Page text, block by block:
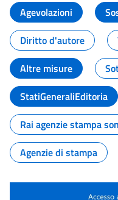
Agevolazioni
Diritto d'autore
Altre misure
StatiGeneraliEditoria
Rai agenzie stampa
Agenzie di stampa